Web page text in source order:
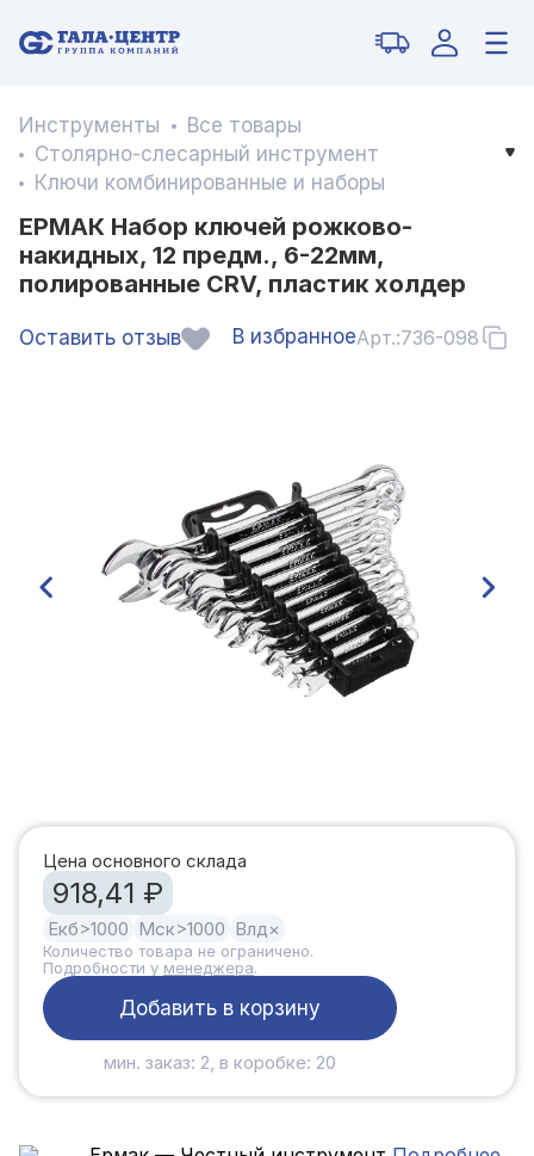
Инструменты
Все товары
Столярно-слесарный инструмент
Ключи комбинированные и наборы
ЕРМАК Набор ключей рожково-
накидных, 12 предм., 6-22мм,
полированные CRV, пластик холдер
Оставить отзыв В избранноеАрт.:736-098
Цена основного склада
918,41 ₽
Екб>1000 Мск>1000 Влд ×
Количество товара не ограничено.
Подробности у менеджера.
Добавить в корзину
мин. заказ: 2, в коробке: 20